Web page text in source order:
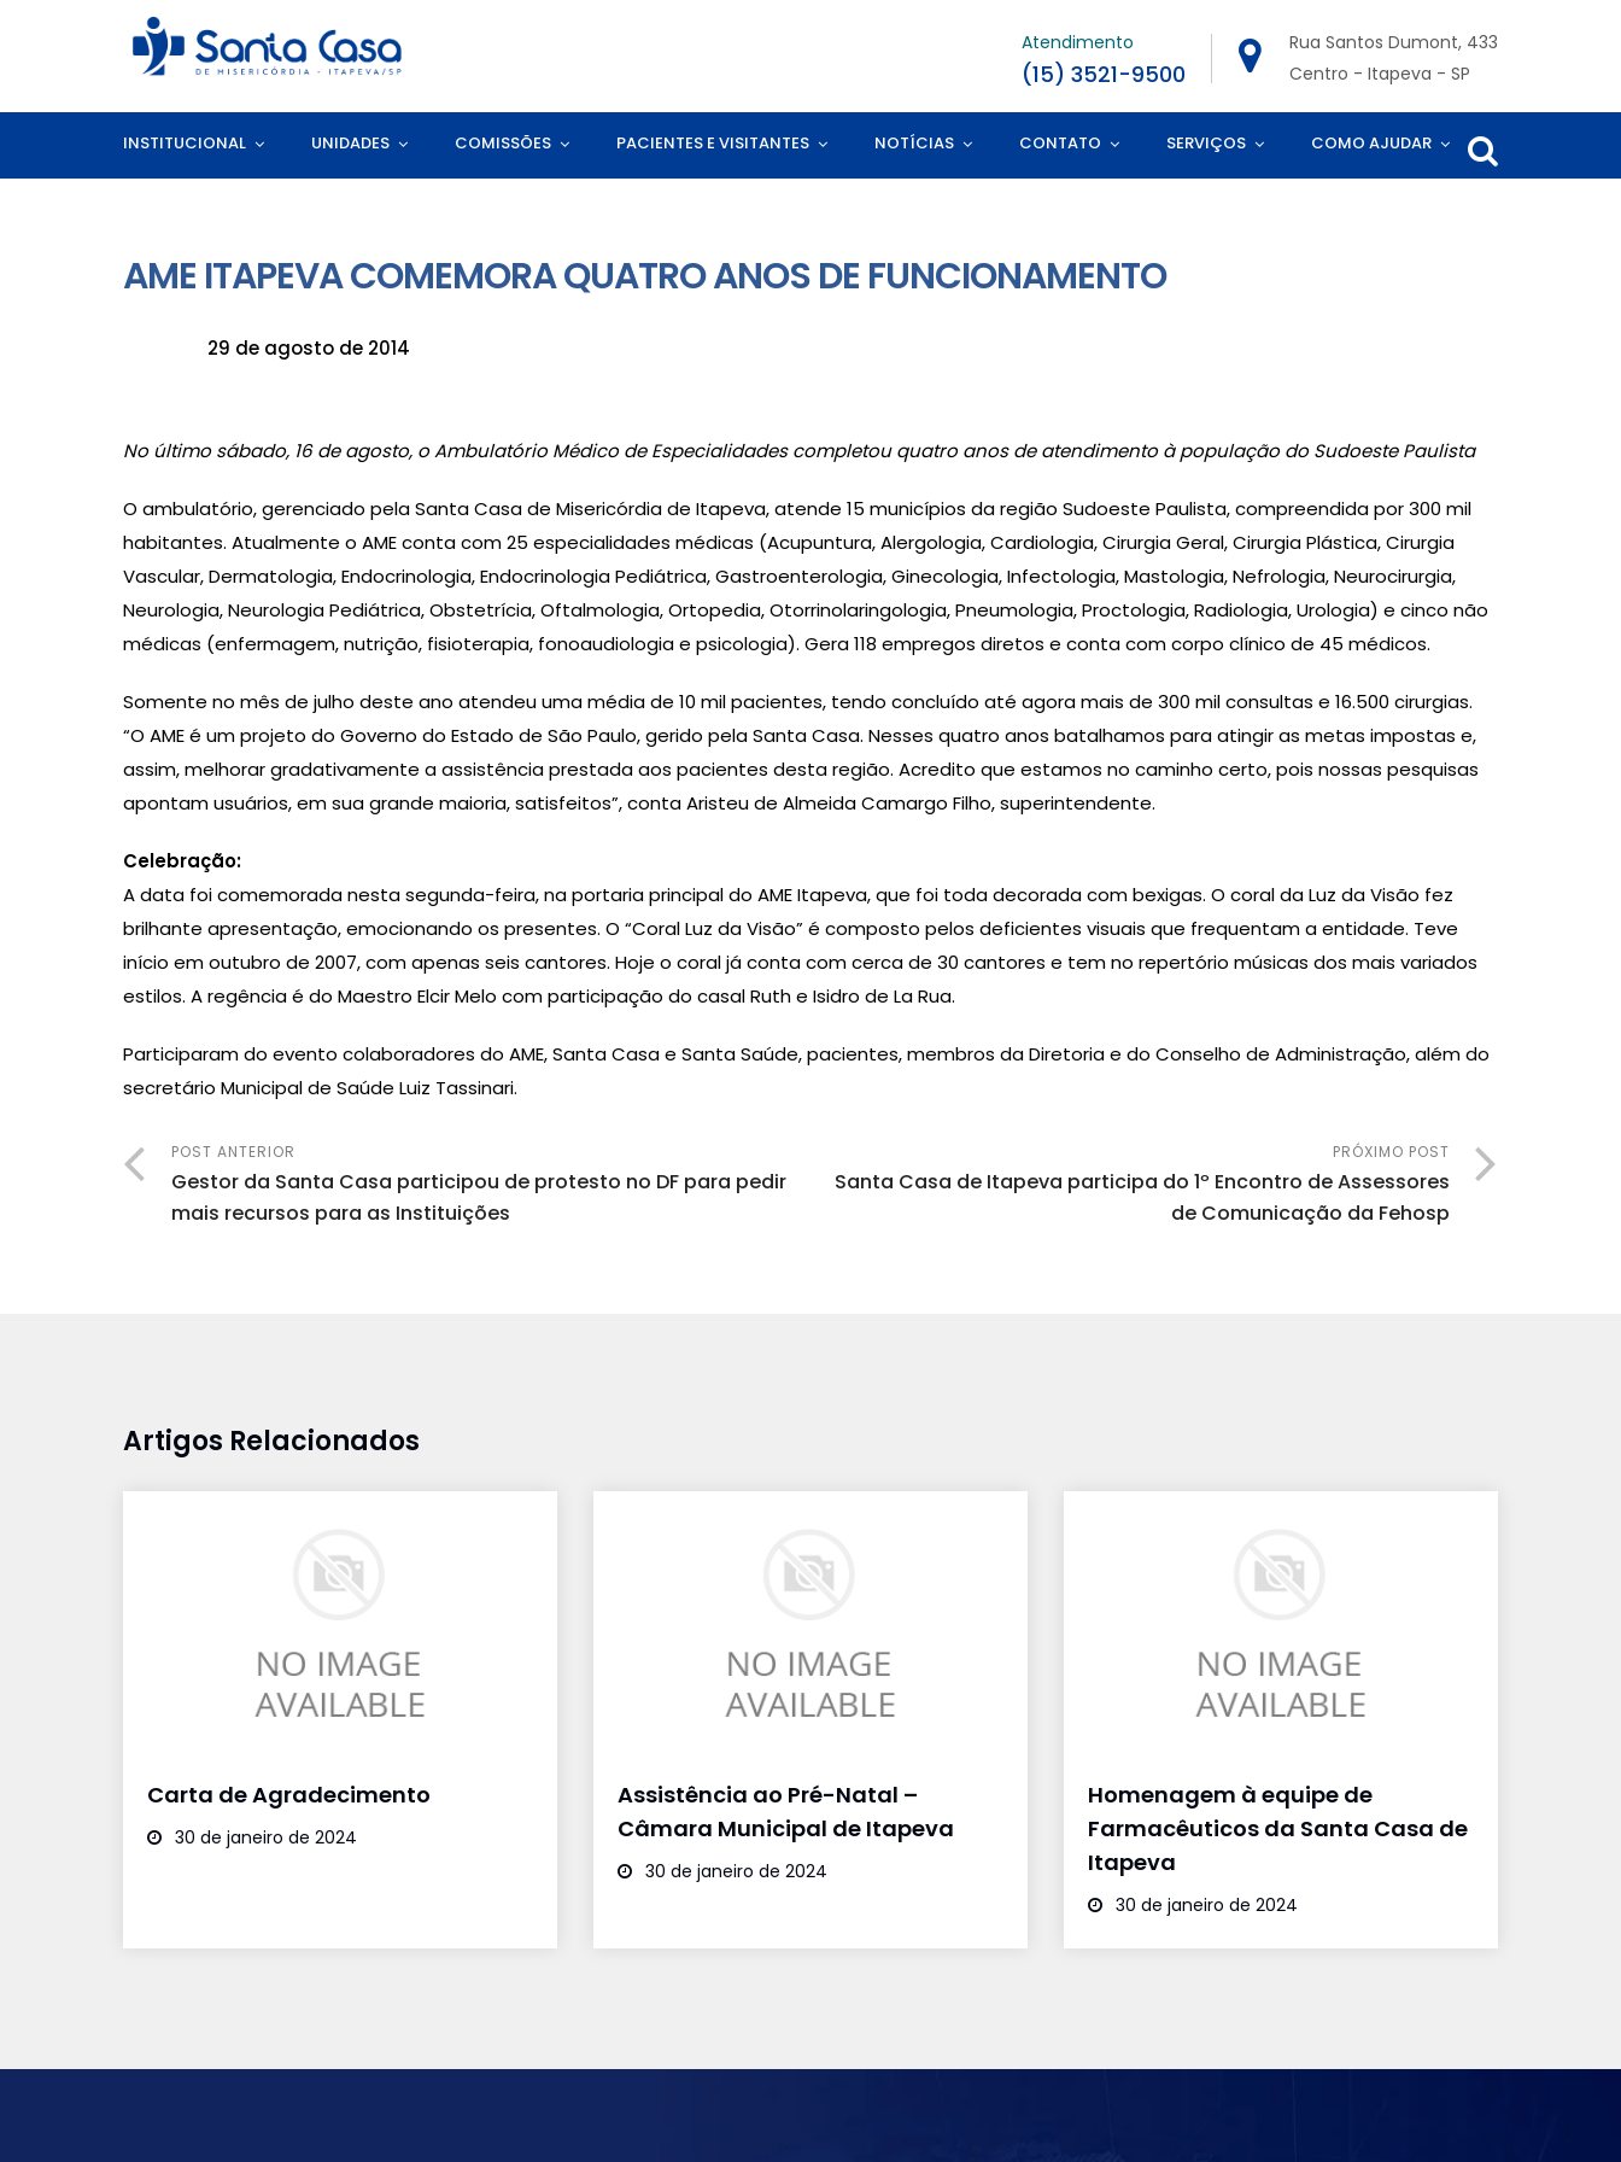
Atendimento
(15) 3521-9500
Rua Santos Dumont, 433
Centro - Itapeva - SP
INSTITUCIONAL UNIDADES COMISSÕES PACIENTES E VISITANTES NOTÍCIAS CONTATO SERVIÇOS COMO AJUDAR
AME ITAPEVA COMEMORA QUATRO ANOS DE FUNCIONAMENTO
29 de agosto de 2014
No último sábado, 16 de agosto, o Ambulatório Médico de Especialidades completou quatro anos de atendimento à população do Sudoeste Paulista
O ambulatório, gerenciado pela Santa Casa de Misericórdia de Itapeva, atende 15 municípios da região Sudoeste Paulista, compreendida por 300 mil
habitantes. Atualmente o AME conta com 25 especialidades médicas (Acupuntura, Alergologia, Cardiologia, Cirurgia Geral, Cirurgia Plástica, Cirurgia
Vascular, Dermatologia, Endocrinologia, Endocrinologia Pediátrica, Gastroenterologia, Ginecologia, Infectologia, Mastologia, Nefrologia, Neurocirurgia,
Neurologia, Neurologia Pediátrica, Obstetrícia, Oftalmologia, Ortopedia, Otorrinolaringologia, Pneumologia, Proctologia, Radiologia, Urologia) e cinco não
médicas (enfermagem, nutrição, fisioterapia, fonoaudiologia e psicologia). Gera 118 empregos diretos e conta com corpo clínico de 45 médicos.
Somente no mês de julho deste ano atendeu uma média de 10 mil pacientes, tendo concluído até agora mais de 300 mil consultas e 16.500 cirurgias.
“O AME é um projeto do Governo do Estado de São Paulo, gerido pela Santa Casa. Nesses quatro anos batalhamos para atingir as metas impostas e,
assim, melhorar gradativamente a assistência prestada aos pacientes desta região. Acredito que estamos no caminho certo, pois nossas pesquisas
apontam usuários, em sua grande maioria, satisfeitos”, conta Aristeu de Almeida Camargo Filho, superintendente.
Celebração:
A data foi comemorada nesta segunda-feira, na portaria principal do AME Itapeva, que foi toda decorada com bexigas. O coral da Luz da Visão fez
brilhante apresentação, emocionando os presentes. O “Coral Luz da Visão” é composto pelos deficientes visuais que frequentam a entidade. Teve
início em outubro de 2007, com apenas seis cantores. Hoje o coral já conta com cerca de 30 cantores e tem no repertório músicas dos mais variados
estilos. A regência é do Maestro Elcir Melo com participação do casal Ruth e Isidro de La Rua.
Participaram do evento colaboradores do AME, Santa Casa e Santa Saúde, pacientes, membros da Diretoria e do Conselho de Administração, além do
secretário Municipal de Saúde Luiz Tassinari.
POST ANTERIOR
Gestor da Santa Casa participou de protesto no DF para pedir
mais recursos para as Instituições
PRÓXIMO POST
Santa Casa de Itapeva participa do 1º Encontro de Assessores
de Comunicação da Fehosp
Artigos Relacionados
Carta de Agradecimento
30 de janeiro de 2024
Assistência ao Pré-Natal –
Câmara Municipal de Itapeva
30 de janeiro de 2024
Homenagem à equipe de
Farmacêuticos da Santa Casa de
Itapeva
30 de janeiro de 2024